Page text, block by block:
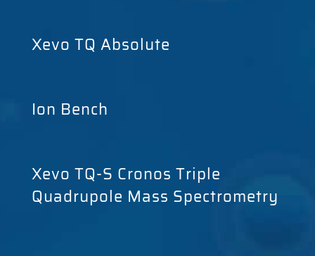
Xevo TQ Absolute
Ion Bench
Xevo TQ-S Cronos Triple
Quadrupole Mass Spectrometry